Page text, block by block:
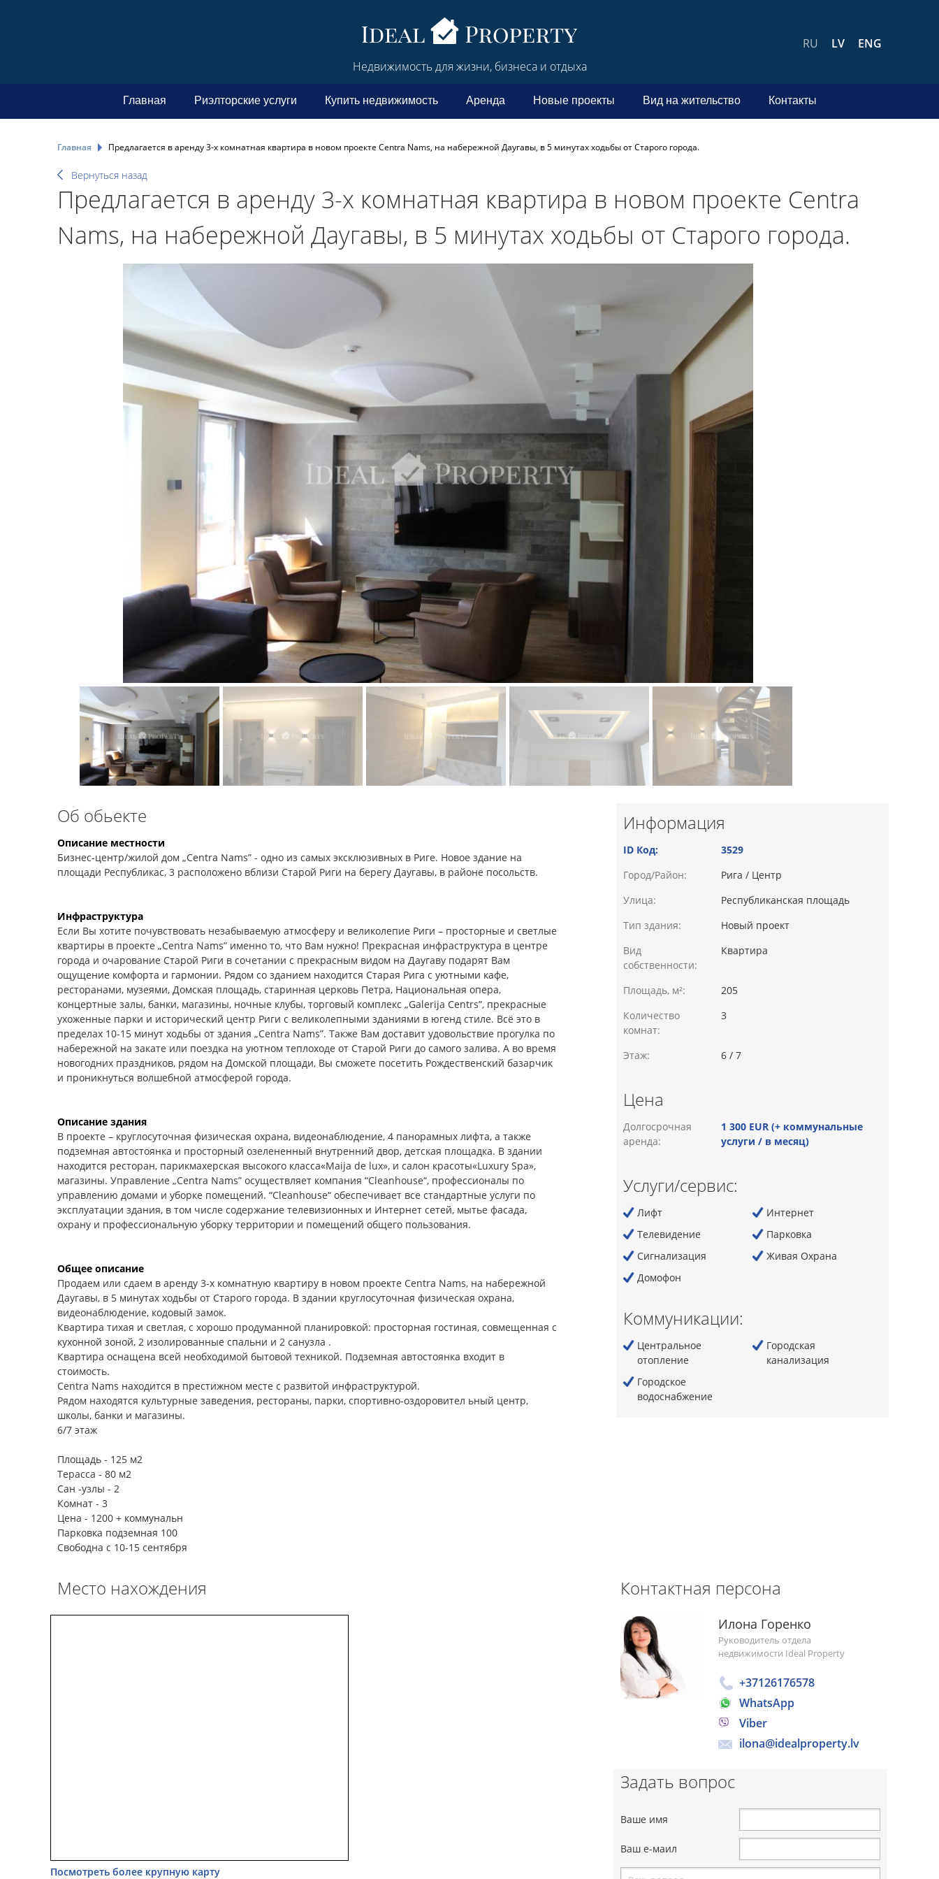
Недвижимость для жизни, бизнеса и отдыха
RU LV ENG
Главная Риэлторские услуги Купить недвижимость Аренда Новые проекты Вид на жительство Контакты
Главная Предлагается в аренду 3-х комнатная квартира в новом проекте Centra Nams, на набережной Даугавы, в 5 минутах ходьбы от Старого города.
Вернуться назад
Предлагается в аренду 3-х комнатная квартира в новом проекте Centra
Nams, на набережной Даугавы, в 5 минутах ходьбы от Старого города.
Об обьекте
Описание местности
Бизнес-центр/жилой дом „Centra Nams” - одно из самых эксклюзивных в Риге. Новое здание на
площади Республикас, 3 расположено вблизи Старой Риги на берегу Даугавы, в районе посольств.
Инфраструктура
Если Вы хотите почувствовать незабываемую атмосферу и великолепие Риги – просторные и светлые
квартиры в проекте „Centra Nams” именно то, что Вам нужно! Прекрасная инфраструктура в центре
города и очарование Старой Риги в сочетании с прекрасным видом на Даугаву подарят Вам
ощущение комфорта и гармонии. Рядом со зданием находится Старая Рига с уютными кафе,
ресторанами, музеями, Домская площадь, старинная церковь Петра, Национальная опера,
концертные залы, банки, магазины, ночные клубы, торговый комплекс „Galerija Centrs”, прекрасные
ухоженные парки и исторический центр Риги с великолепными зданиями в югенд стиле. Всё это в
пределах 10-15 минут ходьбы от здания „Centra Nams”. Также Вам доставит удовольствие прогулка по
набережной на закате или поездка на уютном теплоходе от Старой Риги до самого залива. А во время
новогодних праздников, рядом на Домской площади, Вы сможете посетить Рождественский базарчик
и проникнуться волшебной атмосферой города.
Описание здания
В проекте – круглосуточная физическая охрана, видеонаблюдение, 4 панорамных лифта, а также
подземная автостоянка и просторный озелененный внутренний двор, детская площадка. В здании
находится ресторан, парикмахерская высокого класса«Maija de lux», и салон красоты«Luxury Spa»,
магазины. Управление „Centra Nams” осуществляет компания “Cleanhouse“, профессионалы по
управлению домами и уборке помещений. “Cleanhouse“ обеспечивает все стандартные услуги по
эксплуатации здания, в том числе содержание телевизионных и Интернет сетей, мытье фасада,
охрану и профессиональную уборку территории и помещений общего пользования.
Общее описание
Продаем или сдаем в аренду 3-х комнатную квартиру в новом проекте Centra Nams, на набережной
Даугавы, в 5 минутах ходьбы от Старого города. В здании круглосуточная физическая охрана,
видеонаблюдение, кодовый замок.
Квартира тихая и светлая, с хорошо продуманной планировкой: просторная гостиная, совмещенная с
кухонной зоной, 2 изолированные спальни и 2 санузла .
Квартира оснащена всей необходимой бытовой техникой. Подземная автостоянка входит в
стоимость.
Centra Nams находится в престижном месте с развитой инфраструктурой.
Рядом находятся культурные заведения, рестораны, парки, спортивно-оздоровител ьный центр,
школы, банки и магазины.
6/7 этаж
Площадь - 125 м2
Терасса - 80 м2
Сан -узлы - 2
Комнат - 3
Цена - 1200 + коммунальн
Парковка подземная 100
Свободна с 10-15 сентября
Информация
ID Код:
3529
Город/Район:
Рига / Центр
Улица:
Республиканская площадь
Тип здания:
Новый проект
Вид
собственности:
Квартира
Площадь, м²:
205
Количество
комнат:
3
Этаж: 6 / 7
Цена
Долгосрочная
аренда:
1 300 EUR (+ коммунальные
услуги / в месяц)
Услуги/сервис:
Лифт
Интернет
Телевидение
Парковка
Сигнализация
Живая Охрана
Домофон
Коммуникации:
Центральное
отопление
Городская
канализация
Городскoe
водоснабжение
Место нахождения
Посмотреть более крупную карту
Контактная персона
Илона Горенко
Руководитель отдела
недвижимости Ideal Property
+37126176578
WhatsApp
Viber
ilona@idealproperty.lv
Задать вопрос
Ваше имя
Ваш е-маил